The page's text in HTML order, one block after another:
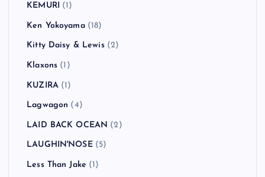
KEMURI (1)
Ken Yokoyama(18)
Kitty Daisy & Lewis(2)
Klaxons (1)
KUZIRA(1)
Lagwagon (4)
LAID BACK OCEAN (2)
LAUGHIN'NOSE(5)
Less Than Jake (1)